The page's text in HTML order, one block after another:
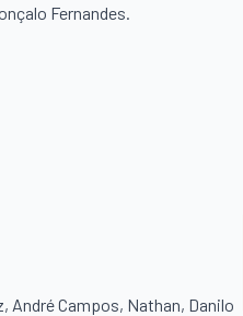
Fernandes.
André Campos, Nathan, Danilo